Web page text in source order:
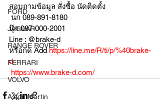
FORD
JAGUAR
RANGE ROVER
FERRARI
VOLVO
Aston Martin
สอบถามข้อมูล สั่งซื้อ นัดติดตั้ง
นก 089-891-8180
นุ๊ก 087-000-2001
Line : @brake-d
หรือกด Add https://line.me/R/ti/p/%40brake-
d
https://www.brake-d.com/